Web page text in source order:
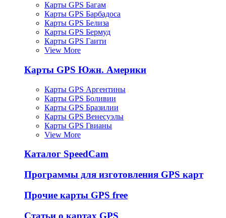
Карты GPS Багам
Карты GPS Барбадоса
Карты GPS Белиза
Карты GPS Бермуд
Карты GPS Гаити
View More
Карты GPS Южн. Америки
Карты GPS Аргентины
Карты GPS Боливии
Карты GPS Бразилии
Карты GPS Венесуэлы
Карты GPS Гвианы
View More
Каталог SpeedCam
Программы для изготовления GPS карт
Прочие карты GPS free
Статьи о картах GPS